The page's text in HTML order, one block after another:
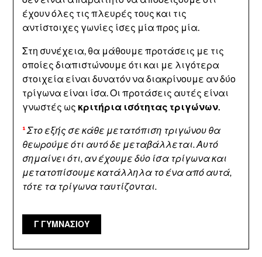
έχουν όλες τις πλευρές τους και τις
αντίστοιχες γωνίες ίσες μία προς μία.
Στη συνέχεια, θα μάθουμε προτάσεις με τις
οποίες διαπιστώνουμε ότι και με λιγότερα
στοιχεία είναι δυνατόν να διακρίνουμε αν δύο
τρίγωνα είναι ίσα. Οι προτάσεις αυτές είναι
γνωστές ως κριτήρια ισότητας τριγώνων.
¹ Στο εξής σε κάθε μετατόπιση τριγώνου θα
θεωρούμε ότι αυτό δε μεταβάλλεται. Αυτό
σημαίνει ότι, αν έχουμε δύο ίσα τρίγωνα και
μετατοπίσουμε κατάλληλα το ένα από αυτά,
τότε τα τρίγωνα ταυτίζονται.
Γ ΓΥΜΝΑΣΙΟΥ